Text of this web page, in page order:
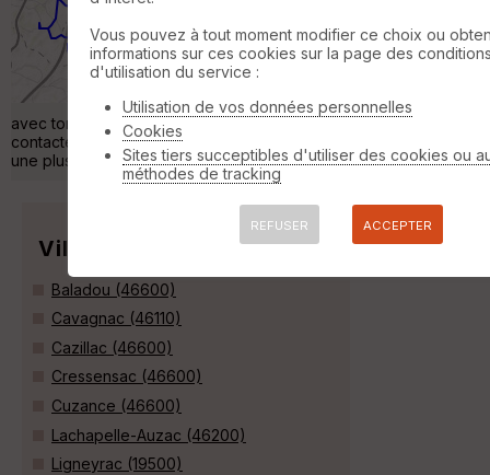
Petite boucle de 8kms alternance de
chemins roulants et passages techniques en
lieu-dit les Fraux où l'on vous met un pré
avec tonne à eau à disposition gracieusement si vous nous
contactez avant pour réserver. Cette boucle va évoluer vers
une plus grande (23 kms) où il y aura des raccourcis. »
Villes
Baladou (46600)
Cavagnac (46110)
Cazillac (46600)
Cressensac (46600)
Cuzance (46600)
Lachapelle-Auzac (46200)
Ligneyrac (19500)
Vous pouvez à tout moment modifier ce choix ou
informations sur ces cookies sur la page des
d'utilisation du service :
Utilisation de vos données personnelles
Cookies
Sites tiers succeptibles d'utiliser des cookies ou
méthodes de tracking
REFUSER ACCEPTER